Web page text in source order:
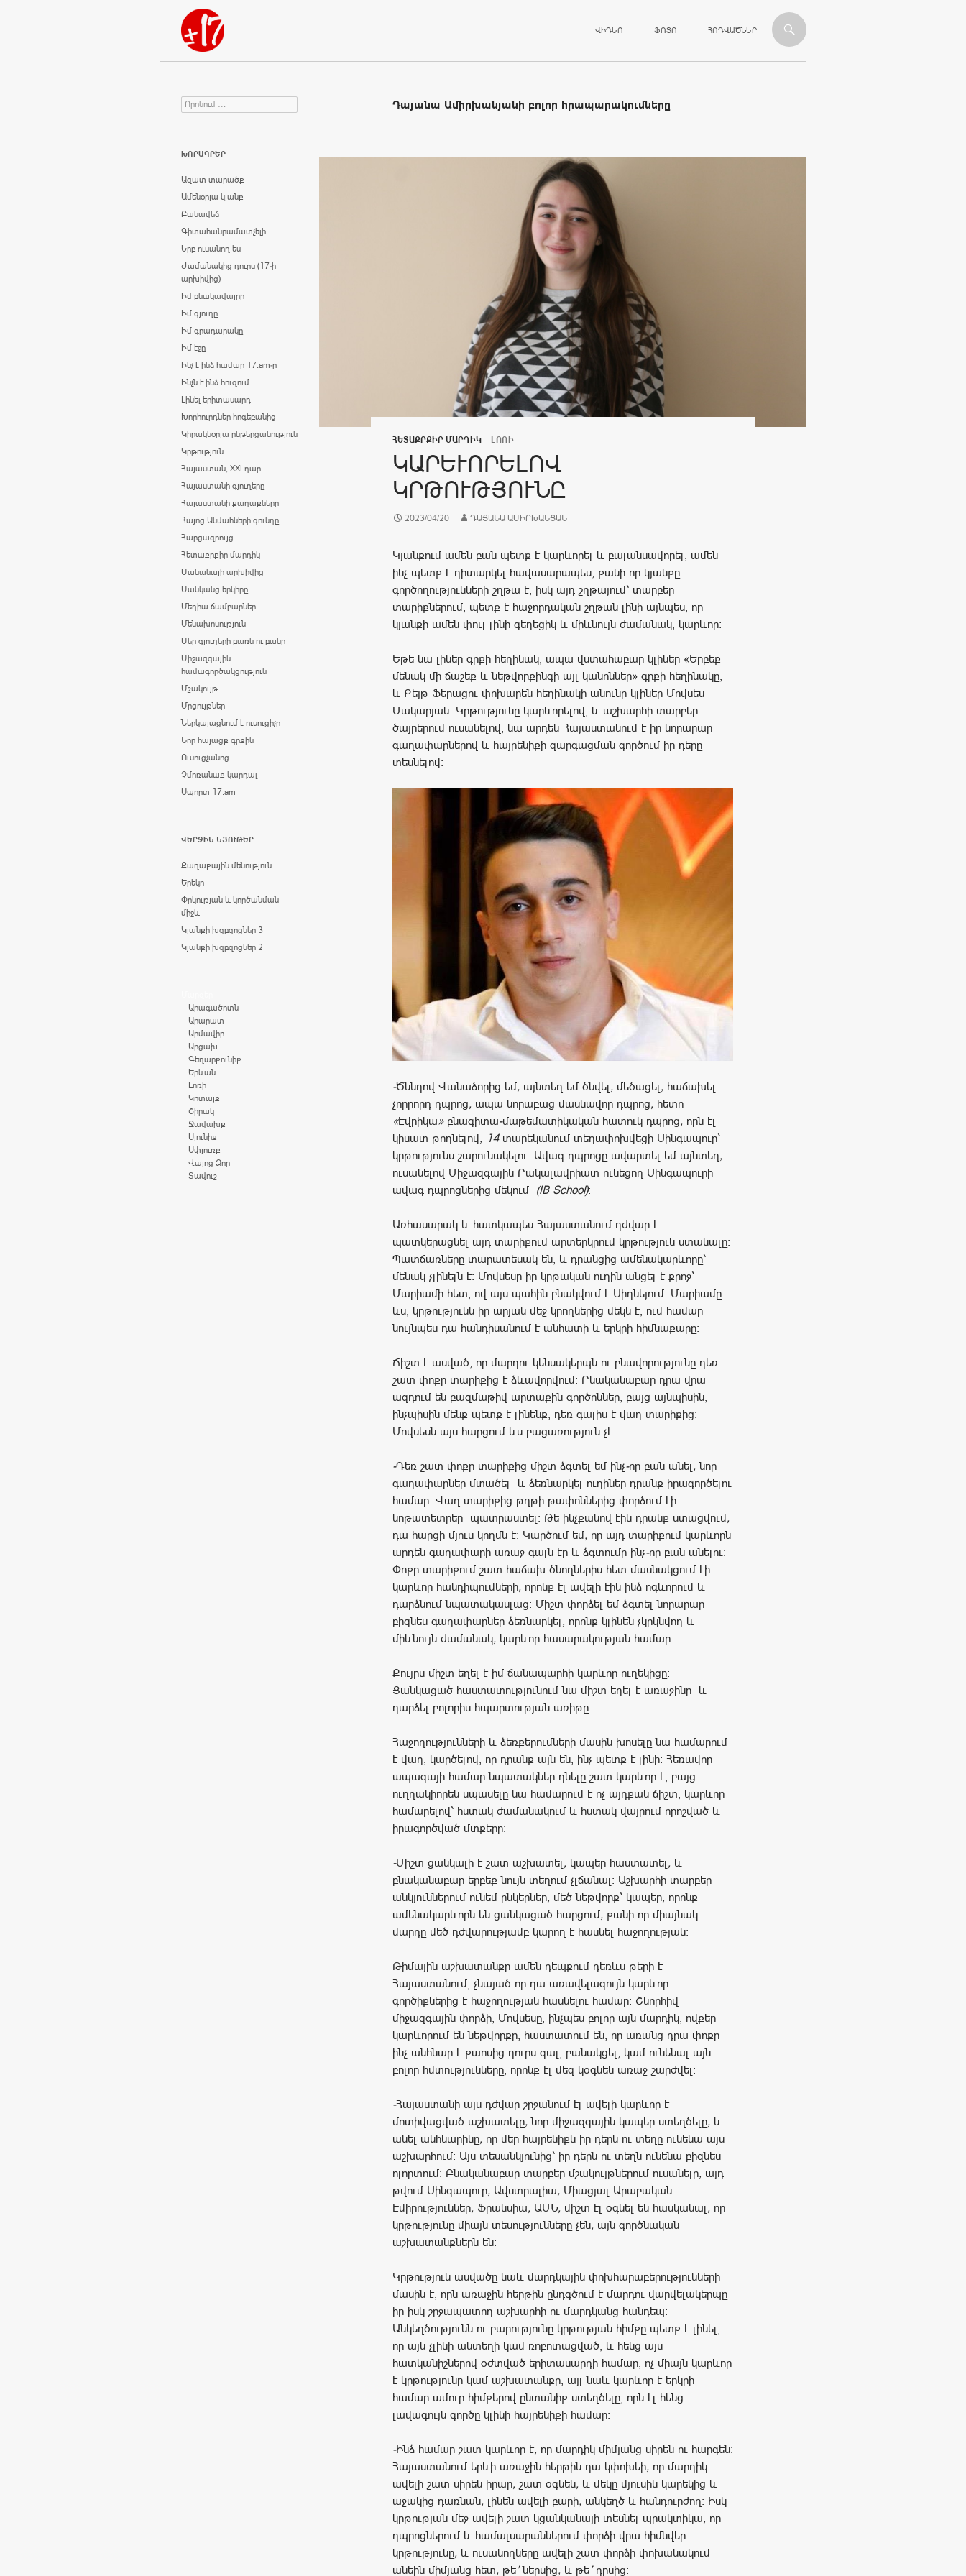
Որոնում
ՎԻԴԵՈ ՖՈՏՈ ՀՈԴՎԱԾՆԵՐ
Դայանա Ամիրխանյանի բոլոր հրապարակումները
ՀԵՏԱՔՐՔԻՐ ՄԱՐԴԻԿ ԼՈՌԻ
ԿԱՐԵՒՈՐԵԼՈՎ Կ
ՐԹՈՒԹՅՈՒՆԸ
2023/04/20 ԴԱՅԱՆԱ ԱՄԻՐԽԱՆՅԱՆ
Կյանքում ամեն բան պետք է կարևորել և բալանսավորել, ամեն
ինչ պետք է դիտարկել հավասարապես, քանի որ կյանքը
գործողությունների շղթա է, իսկ այդ շղթայում՝ տարբեր
տարիքներում, պետք է հաջորդական շղթան լինի այնպես, որ
կյանքի ամեն փուլ լինի գեղեցիկ և միևնույն ժամանակ, կարևոր։
Եթե նա լիներ գրքի հեղինակ, ապա վստահաբար կլիներ «Երբեք
մենակ մի ճաշեք և նեթվորքինգի այլ կանոններ» գրքի հեղինակը,
և Քեյթ Ֆերացու փոխարեն հեղինակի անունը կլիներ Մովսես
Մակարյան։ Կրթությունը կարևորելով, և աշխարհի տարբեր
ծայրերում ուսանելով, նա արդեն Հայաստանում է իր նորարար
գաղափարներով և հայրենիքի զարգացման գործում իր դերը
տեսնելով։
-Ծննդով Վանաձորից եմ, այնտեղ եմ ծնվել, մեծացել, հաճախել
չորրորդ դպրոց, ապա նորաբաց մասնավոր դպրոց, հետո
«Էվրիկա» բնագիտա-մաթեմատիկական հատուկ դպրոց, որն էլ
կիսատ թողնելով, 14 տարեկանում տեղափոխվեցի Սինգապուր՝
կրթությունս շարունակելու։ Ավագ դպրոցը ավարտել եմ այնտեղ,
ուսանելով Միջազգային Բակալավրիատ ունեցող Սինգապուրի
ավագ դպրոցներից մեկում (IB School)։
Առհասարակ և հատկապես Հայաստանում դժվար է
պատկերացնել այդ տարիքում արտերկրում կրթություն ստանալը։
Պատճառները տարատեսակ են, և դրանցից ամենակարևորը՝
մենակ չլինելն է։ Մովսեսը իր կրթական ուղին անցել է քրոջ՝
Մարիամի հետ, ով այս պահին բնակվում է Սիդնեյում։ Մարիամը
ևս, կրթությունն իր արյան մեջ կրողներից մեկն է, ում համար
նույնպես դա հանդիսանում է անհատի և երկրի հիմնաքարը։
Ճիշտ է ասված, որ մարդու կենսակերպն ու բնավորությունը դեռ
շատ փոքր տարիքից է ձևավորվում։ Բնականաբար դրա վրա
ազդում են բազմաթիվ արտաքին գործոններ, բայց այնպիսին,
ինչպիսին մենք պետք է լինենք, դեռ գալիս է վաղ տարիքից։
Մովսեսն այս հարցում ևս բացառություն չէ.
-Դեռ շատ փոքր տարիքից միշտ ձգտել եմ ինչ-որ բան անել,նոր
գաղափարներ մտածել և ձեռնարկել ուղիներ դրանք իրագործելու
համար։ Վաղ տարիքից թղթի թափոններից փորձում էի
նոթատետրեր
պատրաստել։ Թե ինչքանով էին դրանք ստացվում,
դա հարցի մյուս կողմն է։ Կարծում եմ, որ այդ տարիքում կարևորն
արդեն գաղափարի առաջ գալն էր և ձգտումը ինչ-որ բան անելու։
Փոքր տարիքում շատ հաճախ ծնողներիս հետ մասնակցում էի
կարևոր հանդիպումների, որոնք էլ ավելի էին ինձ ոգևորում և
դարձնում նպատակասլաց։ Միշտ փորձել եմ ձգտել նորարար
բիզնես գաղափարներ ձեռնարկել, որոնք կլինեն չկրկնվող և
միևնույն ժամանակ, կարևոր հասարակության համար։
Քույրս միշտ եղել է իմ ճանապարհի կարևոր ուղեկիցը։
Ցանկացած հաստատությունում նա միշտ եղել է առաջինը
և
դարձել բոլորիս հպարտության առիթը։
Հաջողությունների և ձեռքերումների մասին խոսելը նա համարում
է վաղ, կարծելով, որ դրանք այն են, ինչ պետք է լինի։ Հեռավոր
ապագայի համար նպատակներ դնելը շատ կարևոր է, բայց
ուղղակիորեն սպասելը նա համարում է ոչ այդքան ճիշտ, կարևոր
համարելով՝ հստակ ժամանակում և հստակ վայրում որոշված և
իրագործված մտքերը։
-Միշտ ցանկալի է շատ աշխատել, կապեր հաստատել, և
բնականաբար երբեք նույն տեղում չլճանալ։ Աշխարհի տարբեր
անկյուններում ունեմ ընկերներ, մեծ նեթվորք՝ կապեր, որոնք
ամենակարևորն են ցանկացած հարցում, քանի որ միայնակ
մարդը մեծ դժվարությամբ կարող է հասնել հաջողության։
Թիմային աշխատանքը ամեն դեպքում դեռևս թերի է
Հայաստանում, չնայած որ դա առավելագույն կարևոր
գործիքներից է հաջողության հասնելու համար։ Շնորհիվ
միջազգային փորձի, Մովսեսը, ինչպես բոլոր այն մարդիկ, ովքեր
կարևորում են նեթվորքը, հաստատում են, որ առանց դրա փոքր
ինչ անհնար է քաոսից դուրս գալ, բանակցել, կամ ունենալ այն
բոլոր հմտությունները, որոնք էլ մեզ կօգնեն առաջ շարժվել։
-Հայաստանի այս դժվար շրջանում էլ ավելի կարևոր է
մոտիվացված աշխատելը,նոր միջազգային կապեր ստեղծելը, և
անել անհնարինը, որ մեր հայրենիքն իր դերն ու տեղը ունենա այս
աշխարհում։ Այս տեսանկյունից՝ իր դերն ու տեղն ունենա բիզնես
ոլորտում։ Բնականաբար տարբեր մշակույթներում ուսանելը, այդ
թվում Սինգապուր, Ավստրալիա, Միացյալ Արաբական
Էմիրություններ, Ֆրանսիա, ԱՄՆ, միշտ էլ օգնել են հասկանալ, որ
կրթությունը միայն տեսությունները չեն, այն գործնական
աշխատանքներն են։
Կրթություն ասվածը նաև մարդկային փոխհարաբերությունների
մասին է, որն առաջին հերթին ընդգծում է մարդու վարվելակերպը
իր իսկ շրջապատող աշխարհի ու մարդկանց հանդեպ։
Անկեղծությունն ու բարությունը կրթության հիմքը պետք է լինել,
որ այն չլինի անտեղի կամ ռոբոտացված, և հենց այս
հատկանիշներով օժտված երիտասարդի համար, ոչ միայն կարևոր
է կրթությունը կամ աշխատանքը, այլ նաև կարևոր է երկրի
համար ամուր հիմքերով ընտանիք ստեղծելը, որն էլ հենց
լավագույն գործը կլինի հայրենիքի համար։
-Ինձ համար շատ կարևոր է, որ մարդիկ միմյանց սիրեն ու հարգեն։
Հայաստանում երևի առաջին հերթին դա կփոխեի, որ մարդիկ
ավելի շատ սիրեն իրար, շատ օգնեն, և մեկը մյուսին կարեկից և
աջակից դառնան, լինեն ավելի բարի, անկեղծ և հանդուրժող։ Իսկ
կրթության մեջ ավելի շատ կցանկանայի տեսնել պրակտիկա, որ
դպրոցներում և համալսարաններում փորձի վրա հիմնվեր
կրթությունը, և ուսանողները ավելի շատ փորձի փոխանակում
անեին միմյանց հետ, թե’ներսից, և թե’ դրսից։
Search for:
ԽՈՐԱԳՐԵՐ
Ազատ տարածք
Ամենօրյա կյանք
Բանավեճ
Գիտահանրամատչելի
Երբ ուսանող ես
Ժամանակից դուրս (17-ի
արխիվից)
Իմ բնակավայրը
Իմ գյուղը
Իմ գրադարակը
Իմ էջը
Ինչ է ինձ համար 17.am-ը
Ինչն է ինձ հուզում
Լինել երիտասարդ
Խորհուրդներ հոգեբանից
Կիրակնօրյա ընթերցանություն
Կրթություն
Հայաստան, XXI դար
Հայաստանի գյուղերը
Հայաստանի քաղաքները
Հայոց Անմահների գունդը
Հարցազրույց
Հետաքրքիր մարդիկ
Մանանայի արխիվից
Մանկանց երկիրը
Մեդիա ճամբարներ
Մենախոսություն
Մեր գյուղերի բառն ու բանը
Միջազգային
համագործակցություն
Մշակույթ
Մրցույթներ
Ներկայացնում է ուսուցիչը
Նոր հայացք գրքին
Ուսուցչանոց
Չմոռանաք կարդալ
Սպորտ 17.am
ՎԵՐՋԻՆ ՆՅՈՒԹԵՐ
Քաղաքային մենություն
Երեկո
Փրկության և կործանման
միջև
Կյանքի խզբզոցներ 3
Կյանքի խզբզոցներ 2
Արագածոտն
Արարատ
Արմավիր
Արցախ
Գեղարքունիք
Երևան
Լոռի
Կոտայք
Շիրակ
Ջավախք
Սյունիք
Սփյուռք
Վայոց Ձոր
Տավուշ